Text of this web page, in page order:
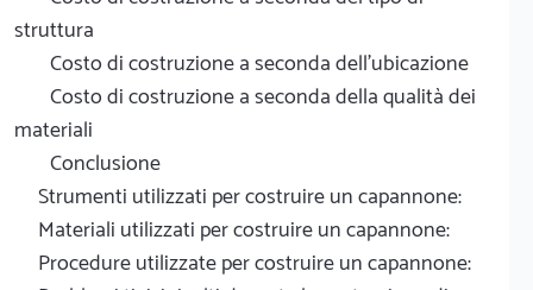
struttura
Costo di costruzione a seconda dell'ubicazione
Costo di costruzione a seconda della qualità dei
materiali
Conclusione
Strumenti utilizzati per costruire un capannone:
Materiali utilizzati per costruire un capannone:
Procedure utilizzate per costruire un capannone: